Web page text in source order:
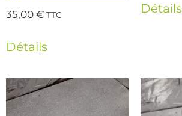
35,00€ TTC
Détails
Détails